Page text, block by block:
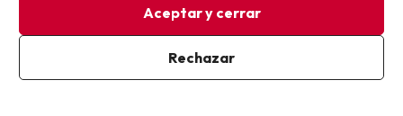
Por poner alguna pega insignificante que dure todo
Animacion acaba a las 23:00pues en todo incluido que
acabe a las a la misma hora no acaben media hora
Ya estoy suscrito
Al suscribirte, confirmas haber leído y estar de acuerdo con la
Aceptar y cerrar
Rechazar